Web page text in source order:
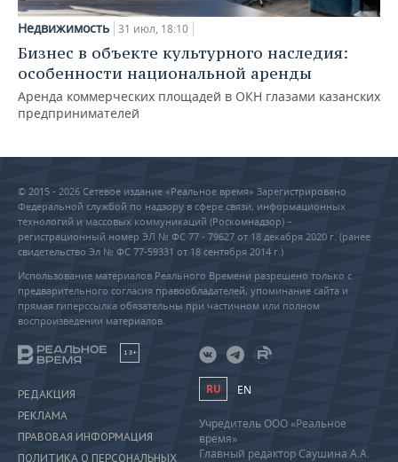
Недвижимость 31 июл, 18:10
Бизнес в объекте культурного наследия:
особенности национальной аренды
Аренда коммерческих площадей в ОКН глазами казанских
предпринимателей
© 2015 - 2026 Сетевое издание «Реальное время» Зарегистрировано
Федеральной службой по надзору в сфере связи, информационных
технологий и массовых коммуникаций (Роскомнадзор) –
регистрационный номер ЭЛ № ФС 77 - 79627 от 18 декабря 2020 г. (ранее
свидетельство Эл № ФС 77-59331 от 18 сентября 2014 г.)
Использование материалов Реального Времени разрешено только с
предварительного согласия правообладателей, упоминание сайта и
прямая гиперссылка обязательны при частичном или полном
воспроизведении материалов.
18+
РЕДАКЦИЯ
РЕКЛАМА
ПРАВОВАЯ ИНФОРМАЦИЯ
ПОЛИТИКА О ПЕРСОНАЛЬНЫХ
RU EN
Учредитель ООО «Реальное
время»
Главный редактор Саушина А.А.